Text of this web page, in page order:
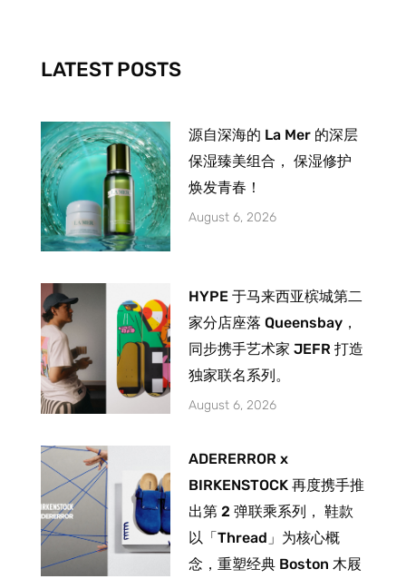
-
f
m
LATEST POSTS
源自深海的 La Mer 的深层
保湿臻美组合， 保湿修护
焕发青春！
August 6, 2026
HYPE 于马来西亚槟城第二
家分店座落 Queensbay，
同步携手艺术家 JEFR 打造
独家联名系列。
August 6, 2026
ADERERROR x
BIRKENSTOCK 再度携手推
出第 2 弹联乘系列， 鞋款
以「Thread」为核心概
念，重塑经典 Boston 木屐